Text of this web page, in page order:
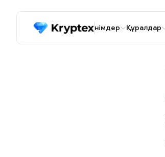
Өнімдер Құралдар